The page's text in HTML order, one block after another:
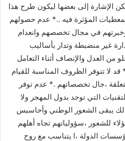
الإشارة إلى بعضها ليكون طرح هذا
المؤثرة فيه ..* عدم حصولهم
في مجال تخصصهم وانعدام
غير منضبطة وتدار بأساليب
من العدل والإنصاف أثناء التعامل
لا تتوفر الظروف المناسبة للقيام
،جال تخصصاتهم .* عدم توفر
التي توجد بدول المهجر ولا
يبقى الشعور الوطني وأحاسيس
للشعور ،سؤولياتهم تجاه أهلهم
الدولة ،ا يتناسب مع روح